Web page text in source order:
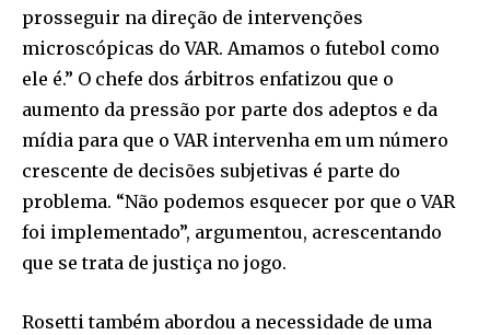
prosseguir na direção de intervenções
microscópicas do VAR. Amamos o futebol como
ele é.” O chefe dos árbitros enfatizou que o
aumento da pressão por parte dos adeptos e da
mídia para que o VAR intervenha em um número
crescente de decisões subjetivas é parte do
problema. “Não podemos esquecer por que o VAR
foi implementado”, argumentou, acrescentando
que se trata de justiça no jogo.
Rosetti também abordou a necessidade de uma